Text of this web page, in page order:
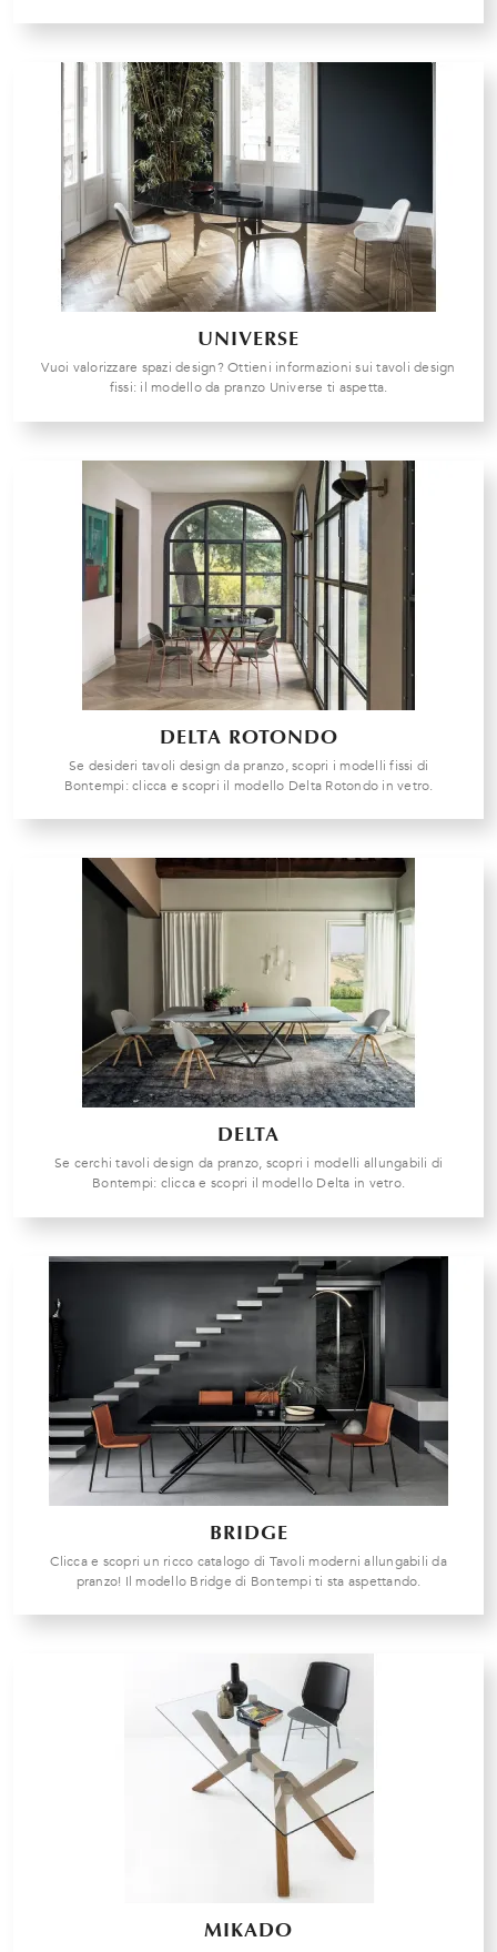
UNIVERSE
Vuoi valorizzare spazi design? Ottieni informazioni sui tavoli design
fissi: il modello da pranzo Universe ti aspetta.
DELTA ROTONDO
Se desideri tavoli design da pranzo, scopri i modelli fissi di
Bontempi: clicca e scopri il modello Delta Rotondo in vetro.
DELTA
Se cerchi tavoli design da pranzo, scopri i modelli allungabili di
Bontempi: clicca e scopri il modello Delta in vetro.
BRIDGE
Clicca e scopri un ricco catalogo di Tavoli moderni allungabili da
pranzo! Il modello Bridge di Bontempi ti sta aspettando.
MIKADO